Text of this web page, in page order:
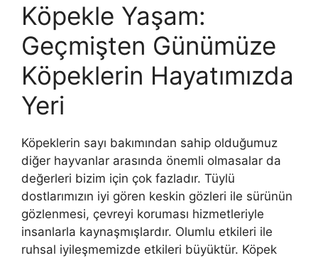
Köpekle Yaşam:
Geçmişten Günümüze
Köpeklerin Hayatımızda
Yeri
Köpeklerin sayı bakımından sahip olduğumuz
diğer hayvanlar arasında önemli olmasalar da
değerleri bizim için çok fazladır. Tüylü
dostlarımızın iyi gören keskin gözleri ile sürünün
gözlenmesi, çevreyi koruması hizmetleriyle
insanlarla kaynaşmışlardır. Olumlu etkileri ile
ruhsal iyileşmemizde etkileri büyüktür. Köpek